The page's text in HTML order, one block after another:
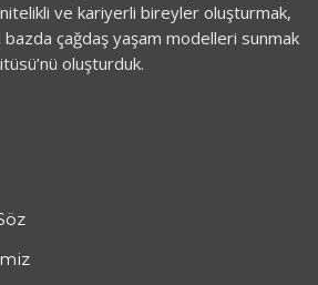
ve kariyerli bireyler oluşturmak,
çağdaş yaşam modelleri sunmak
oluşturduk.